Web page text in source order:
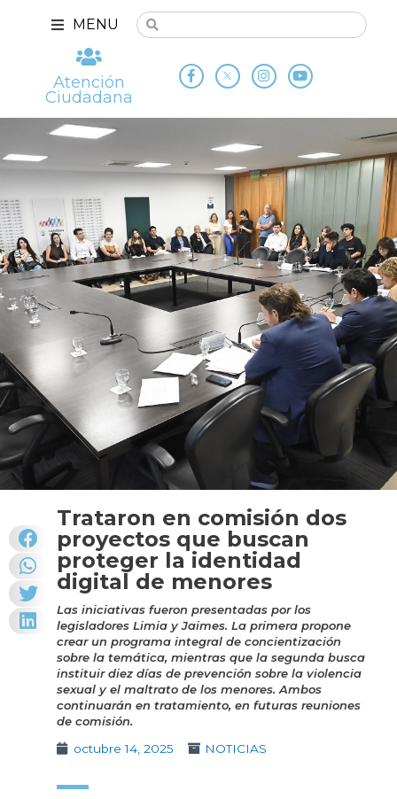
MENU
Atención
Ciudadana
Trataron en comisión dos
proyectos que buscan
proteger la identidad
digital de menores
Las iniciativas fueron presentadas por los
legisladores Limia y Jaimes. La primera propone
crear un programa integral de concientización
sobre la temática, mientras que la segunda busca
instituir diez días de prevención sobre la violencia
sexual y el maltrato de los menores. Ambos
continuarán en tratamiento, en futuras reuniones
de comisión.
octubre 14, 2025
NOTICIAS